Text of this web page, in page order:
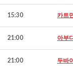
15:30 카트
21:00 아부
21:00 두바